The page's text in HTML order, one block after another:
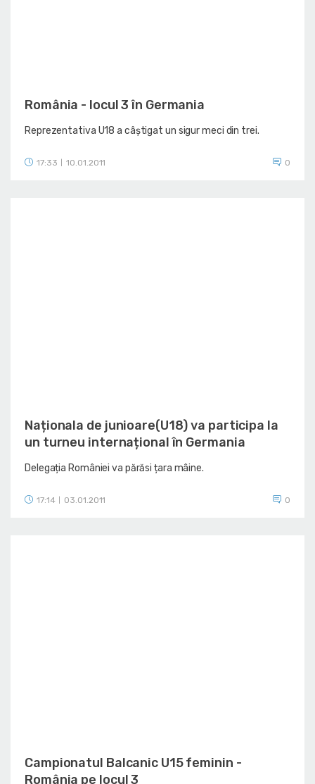
România - locul 3 în Germania
Reprezentativa U18 a câștigat un sigur meci din trei.
17:33 10.01.2011 0
Naționala de junioare(U18) va participa la
un turneu internațional în Germania
Delegația României va părăsi țara mâine.
17:14 03.01.2011 0
Campionatul Balcanic U15 feminin -
România pe locul 3